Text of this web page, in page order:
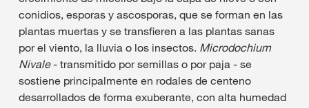
conidios, esporas y ascosporas, que se forman en las
plantas muertas y se transfieren a las plantas sanas
por el viento, la lluvia o los insectos. Microdochium
Nivale- transmitido por semillas o por paja - se
sostiene principalmente en rodales de centeno
desarrollados de forma exuberante, con alta humedad